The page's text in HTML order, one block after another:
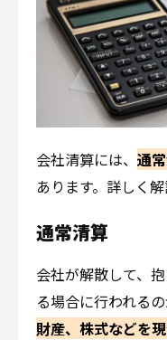
会社清算には、 通
あります。詳しく解
通常清算
会社が解散して、
る場合に行われるの
財産、株式などを